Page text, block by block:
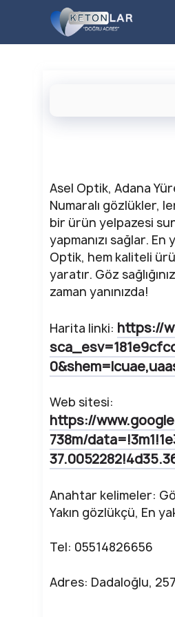
Asel Optik, Adana
Numaralı gözlükler,
bir ürün yelpazesi
yapmanızı sağlar.
Optik, hem kaliteli
yaratır. Göz
zaman yanınızda!
Harita linki: https://
Web sitesi:
https://
738m/
Anahtar kelimeler:
Yakın gözlükçü, En
Tel: 05514826656
Adres: Dadaloğlu,